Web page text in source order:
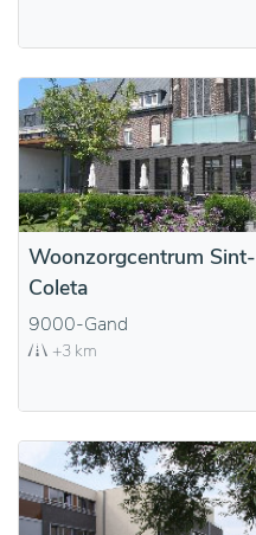
Woonzorgcentrum Sint-
Coleta
9000-Gand
+3 km